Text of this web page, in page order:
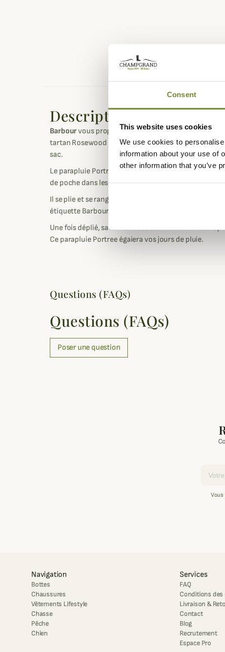
Consent
This website uses cookies
We use cookies to
information about your use of
other information that you’ve
Description
Barbourvous propose ce joli parapluie Portree
tartan Rosewood ou tartan Dewberry que vous
sac.
Le parapluie Portree est très pratique pour vous
de poche dans les tartan typiques de la marque.
Il se plie et se range dans une housse réalisée dans le
étiquette Barbour et une sangle pour votre poignet.
Une fois déplié, sa hauteur est d'environ 58cm et
Ce parapluie Portree égaiera vos jours de pluie.
Questions (FAQs)
Questions (FAQs)
Poser une question
Navigation
Bottes
Chaussures
Vêtements Lifestyle
Chasse
Pêche
Chien
Services
FAQ
Conditions
Livraison &
Contact
Blog
Recrutement
Espace Pro